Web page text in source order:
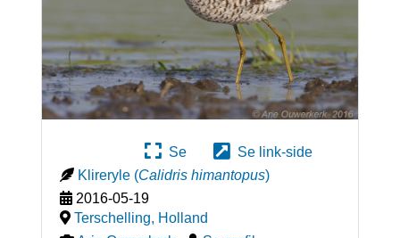
Se
Se link-side
Klireryle (Calidris himantopus)
2016-05-19
Terschelling, Holland